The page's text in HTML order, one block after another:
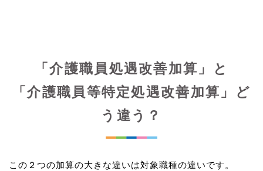
「介護職員処遇改善加算」と
「介護職員等特定処遇改善加算」ど
う違う？
この２つの加算の大きな違いは対象職種の違いです。